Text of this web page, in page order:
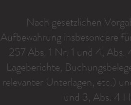
Nach gesetzlichen
Aufbewahrung insbesondere
257 Abs. 1 Nr. 1 und 4,
Lageberichte,
relevanter Unterlagen, etc.)
und 3, Abs. 4